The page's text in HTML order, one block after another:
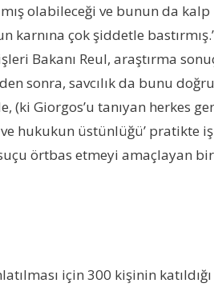
olabileceği ve bunun da
karnına çok şiddetle
Bakanı Reul, araştırma
sonra, savcılık da bunu
Giorgos’u tanıyan herkes
hukukun üstünlüğü’ pratikte
suçu örtbas etmeyi amaçlayan
için 300 kişinin